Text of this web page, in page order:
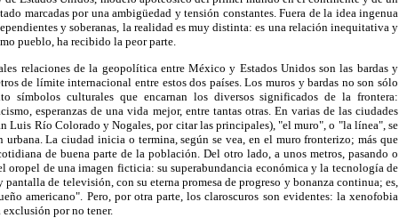
marcadas por una ambigüedad y tensión constantes. Fuera de la idea ingenua
y soberanas, la realidad es muy distinta: es una relación inequitativa y
pueblo, ha recibido la peor parte.
relaciones de la geopolítica entre México y Estados Unidos son las bardas y
de límite internacional entre estos dos países. Los muros y bardas no son sólo
símbolos culturales que encarnan los diversos significados de la frontera:
esperanzas de una vida mejor, entre tantas otras. En varias de las ciudades
Luis Río Colorado y Nogales, por citar las principales), "el muro", o "la línea", se
La ciudad inicia o termina, según se vea, en el muro fronterizo; más que
de buena parte de la población. Del otro lado, a unos metros, pasando o
oropel de una imagen ficticia: su superabundancia económica y la tecnología de
de televisión, con su eterna promesa de progreso y bonanza continua; es,
americano". Pero, por otra parte, los claroscuros son evidentes: la xenofobia
por no tener.